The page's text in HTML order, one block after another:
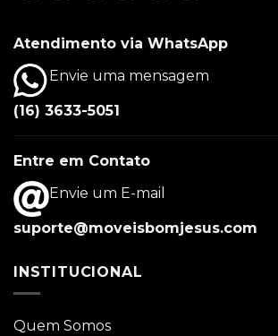
Atendimento via WhatsApp
Envie uma mensagem
(16) 3633-5051
Entre em Contato
Envie um E-mail
suporte@moveisbomjesus.com
INSTITUCIONAL
Quem Somos